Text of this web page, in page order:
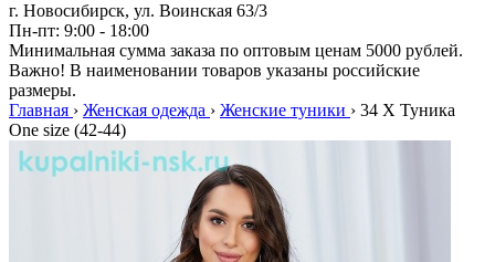
г. Новосибирск, ул. Воинская 63/3
Пн-пт: 9:00 - 18:00
Минимальная сумма заказа по оптовым ценам 5000 рублей.
Важно! В наименовании товаров указаны российские
размеры.
Главная › Женская одежда › Женские туники › 34 X Туника
One size (42-44)